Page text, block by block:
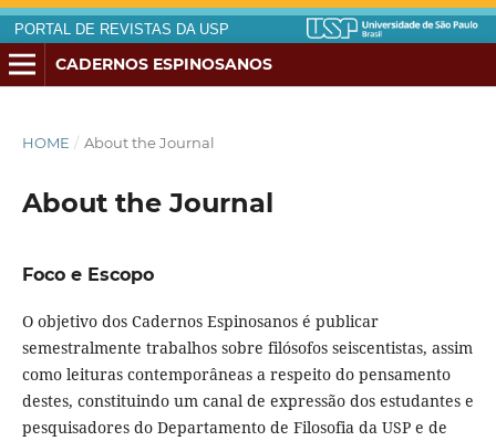
PORTAL DE REVISTAS DA USP
CADERNOS ESPINOSANOS
HOME / About the Journal
About the Journal
Foco e Escopo
O objetivo dos Cadernos Espinosanos é publicar
semestralmente trabalhos sobre filósofos seiscentistas, assim
como leituras contemporâneas a respeito do pensamento
destes, constituindo um canal de expressão dos estudantes e
pesquisadores do Departamento de Filosofia da USP e de